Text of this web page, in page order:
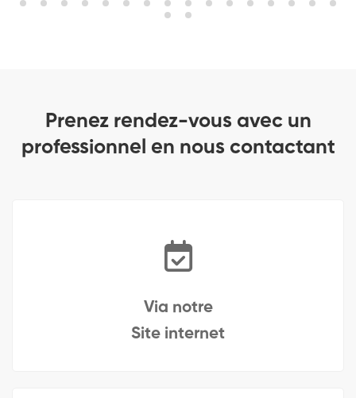
Prenez rendez-vous avec un
professionnel en nous contactant
Via notre
Site internet